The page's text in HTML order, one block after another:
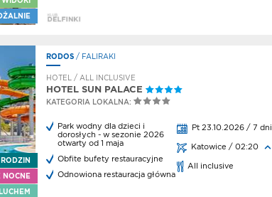
NOCNE
RODOS / FALIRAKI
HOTEL / ALL INCLUSIVE
HOTEL SUN PALACE
KATEGORIA LOKALNA:
Park wodny dla dzieci i
dorosłych - w sezonie 2026
otwarty od 1 maja
Obfite bufety restauracyjne
Odnowiona restauracja główna
Pt 23.10.2026 / 7 dni
Katowice / 02:20
All inclusive